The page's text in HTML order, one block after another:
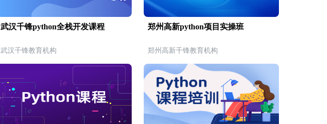
武汉千锋python全栈开发课程
武汉千锋教育机构
郑州高新python项目实操班
郑州高新千锋教育机构